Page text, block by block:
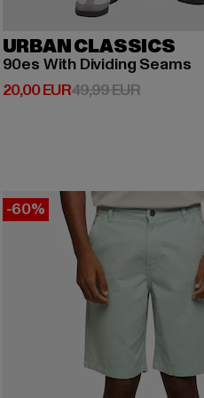
URBAN CLASSICS
90es With Dividing Seams
20,00 EUR
Derzeitiger Preis: 20,00 EUR
49,99 EUR
-60%